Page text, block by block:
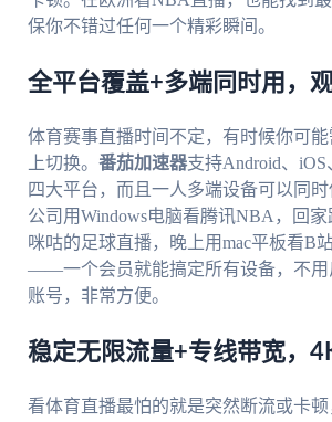
保你不错过任何一个精彩瞬间。
全平台覆盖+多端同时用，
体育赛事直播时间不定，有时候你可
上切换。 番茄加速器支持Android、iOS
四大平台，而且一人多端设备可以同
公司用Windows电脑看腾讯NBA，回
咪咕的足球直播，晚上用mac平板看B
——一个会员就能搞定所有设备，不用
账号，非常方便。
稳定无限流量+专线带宽，
看体育直播最怕的就是突然断流或卡